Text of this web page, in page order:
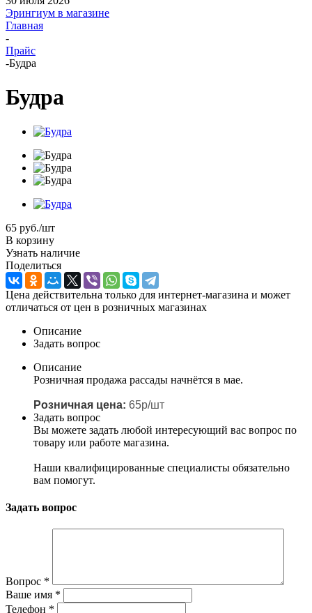
Эрингиум в магазине
Главная
-
Прайс
-Будра
Будра
65 руб./шт
В корзину
Узнать наличие
Поделиться
Цена действительна только для интернет-магазина и может
отличаться от цен в розничных магазинах
Описание
Задать вопрос
Описание
Розничная продажа рассады начнётся в мае.
Розничная цена: 65р/шт
Задать вопрос
Вы можете задать любой интересующий вас вопрос по
товару или работе магазина.
Наши квалифицированные специалисты обязательно
вам помогут.
Задать вопрос
Вопрос *
Ваше имя *
Телефон *